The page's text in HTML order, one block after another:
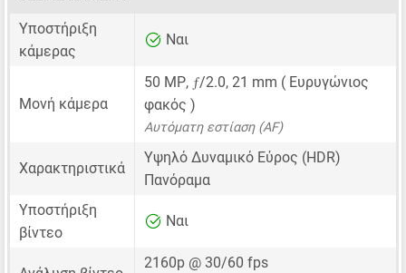
Υποστήριξη
κάμερας
Ναι
Μονή κάμερα
50 MP, ƒ/2.0, 21 mm ( Ευρυγώνιος
φακός )
Αυτόματη εστίαση (AF)
Χαρακτηριστικά
Υψηλό Δυναμικό Εύρος (HDR)
Πανόραμα
Υποστήριξη
βίντεο
Ναι
2160p @ 30/60 fps